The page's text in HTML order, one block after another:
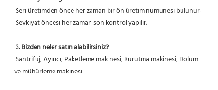
Seri üretimden önce her zaman bir ön üretim numunesi bulunur;
Sevkiyat öncesi her zaman son kontrol yapılır;
3. Bizden neler satın alabilirsiniz?
ve mühürleme makinesi